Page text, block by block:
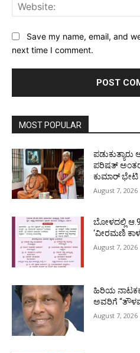
Save my name, email, and
next time I comment.
MOST POPULAR
ಪಡುಕುತ್ಯಾರು
ಪರಿಷತ್
ಕುಮಾರ್ ಭೇಟಿ
August 7, 2026
ಬೋಳದಲ್ಲಿ
‘ವೀರಮಣಿ
August 7, 2026
ಹಿರಿಯ
ಅವರಿಗೆ “ತೌಳವ
August 7, 2026